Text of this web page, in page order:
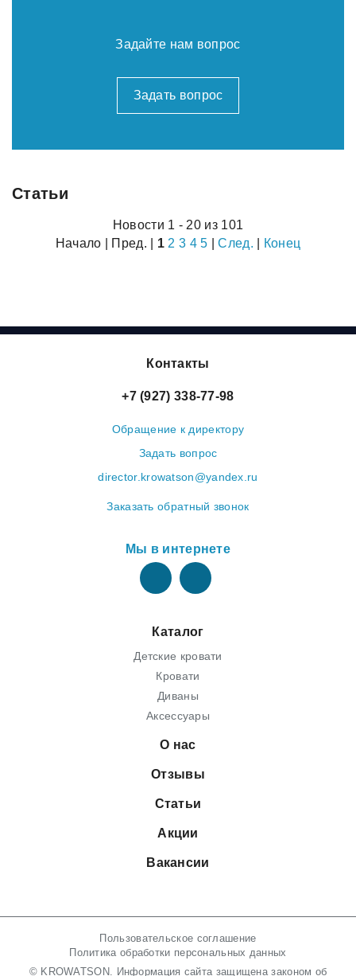
Задайте нам вопрос
Задать вопрос
Статьи
Новости 1 - 20 из 101
Начало | Пред. | 1 2 3 4 5 |След. Конец
Контакты
+7 (927) 338-77-98
Обращение к директору
Задать вопрос
director.krowatson@yandex.ru
Заказать обратный звонок
Мы в интернете
Каталог
Детские кровати
Кровати
Диваны
Аксессуары
О нас
Отзывы
Статьи
Акции
Вакансии
Пользовательское соглашение
Политика обработки персональных данных
© KROWATSON. Информация сайта защищена законом об